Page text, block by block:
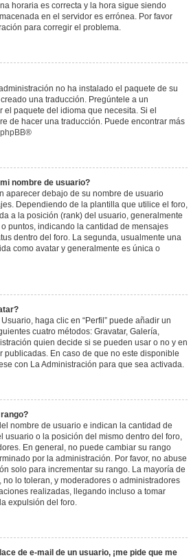
horaria es correcta y la hora sigue siendo
en el servidor es errónea. Por favor
para corregir el problema.
no ha instalado el paquete de su
una traducción. Pregúntele a un
paquete del idioma que necesita. Si el
de hacer una traducción. Puede encontrar más
phpBB®
nombre de usuario?
aparecer debajo de su nombre de usuario
Dependiendo de la plantilla que utilice el foro,
a la posición (rank) del usuario, generalmente
puntos, indicando la cantidad de mensajes
dentro del foro. La segunda, usualmente una
como avatar y generalmente es única o
haga clic en “Perfil” puede añadir un
cuatro métodos: Gravatar, Galería,
quien decide si se pueden usar o no y en
publicadas. En caso de que no este disponible
con La Administración para que sea activada.
nombre de usuario e indican la cantidad de
usuario o la posición del mismo dentro del foro,
En general, no puede cambiar su rango
por la administración. Por favor, no abuse
solo para incrementar su rango. La mayoría de
no lo toleran, y moderadores o administradores
realizadas, llegando incluso a tomar
expulsión del foro.
de e-mail de un usuario, ¡me pide que me